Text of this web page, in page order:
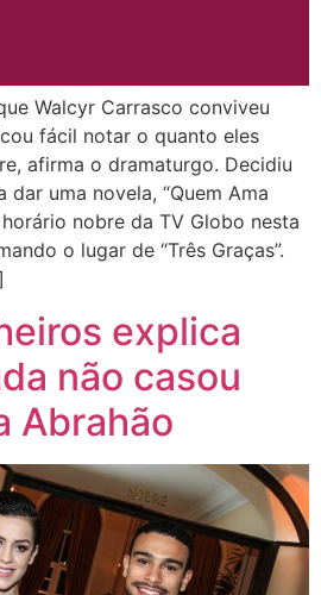
Walcyr Carrasco conviveu
fácil notar o quanto eles
afirma o dramaturgo. Decidiu
uma novela, “Quem Ama
nobre da TV Globo nesta
o lugar de “Três Graças”.
explica
não casou
Abrahão